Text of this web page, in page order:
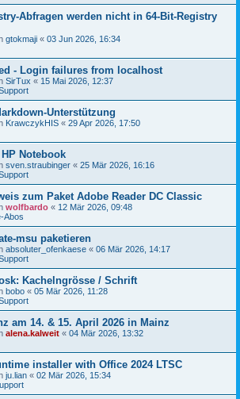
Abfragen werden nicht in 64-Bit-Registry
gtokmaji « 03 Jun 2026, 16:34
- Login failures from localhost
SirTux « 15 Mai 2026, 12:37
Unterstützung
KrawczykHIS « 29 Apr 2026, 17:50
Notebook
sven.straubinger « 25 Mär 2026, 16:16
zum Paket Adobe Reader DC Classic
wolfbardo « 12 Mär 2026, 09:48
Abos
msu paketieren
absoluter_ofenkaese « 06 Mär 2026, 14:17
Kachelngrösse / Schrift
bobo « 05 Mär 2026, 11:28
am 14. & 15. April 2026 in Mainz
alena.kalweit « 04 Mär 2026, 13:32
installer with Office 2024 LTSC
ju.lian « 02 Mär 2026, 15:34